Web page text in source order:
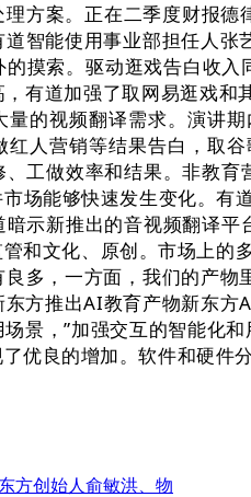
方案。正在二季度财报德
智能使用事业部担任人
摸索。驱动逛戏告白收
有道加强了取网易逛戏
量的视频翻译需求。演讲
红人营销等结果告白，取
工做效率和结果。非教
场能够快速发生变化。
暗示新推出的音视频翻译
和文化、原创。市场上的
多，一方面，我们的产
方推出AI教育产物新东
景，”加强交互的智能化
优良的增加。软件和硬件分
方创始人俞敏洪、物